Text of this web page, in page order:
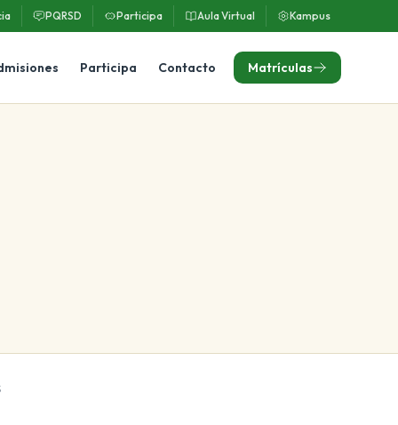
PQRSD Participa Aula Virtual Kampus
Participa Contacto Matrículas